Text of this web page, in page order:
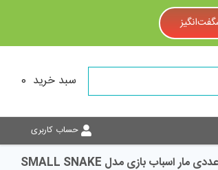
سبد خرید 0
حساب کاربری